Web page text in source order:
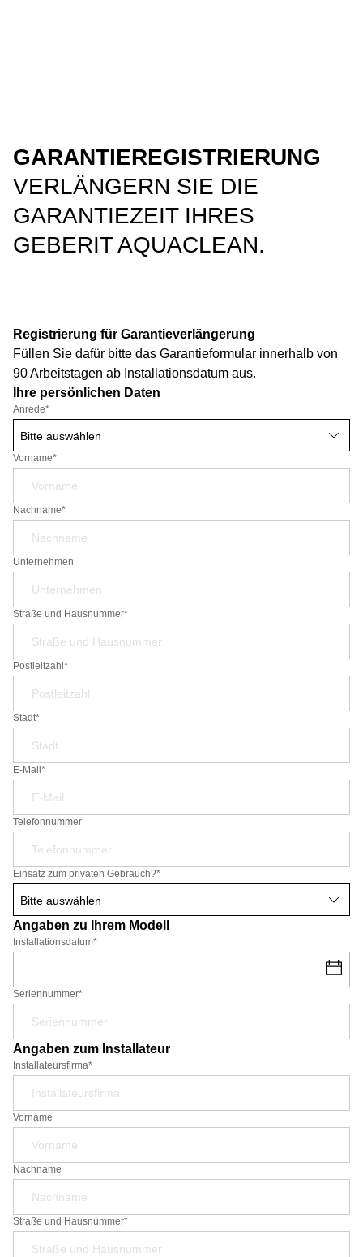
GARANTIEREGISTRIERUNG
VERLÄNGERN SIE DIE
GARANTIEZEIT IHRES
GEBERIT AQUACLEAN.
Registrierung für Garantieverlängerung
Füllen Sie dafür bitte das Garantieformular innerhalb von
90 Arbeitstagen ab Installationsdatum aus.
Ihre persönlichen Daten
Anrede*
Vorname*
Nachname*
Unternehmen
Straße und Hausnummer*
Postleitzahl*
Stadt*
E-Mail*
Telefonnummer
Einsatz zum privaten Gebrauch?*
Angaben zu Ihrem Modell
Installationsdatum*
Seriennummer*
Angaben zum Installateur
Installateursfirma*
Vorname
Nachname
Straße und Hausnummer*